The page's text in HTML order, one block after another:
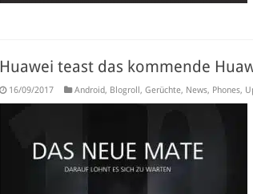
Huawei teast das kommende
16/09/2017 Android, Blogroll, Gerüchte, News, Phones,